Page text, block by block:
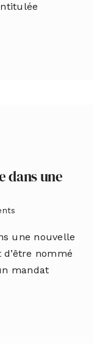
dans une
une nouvelle
nommé
mandat